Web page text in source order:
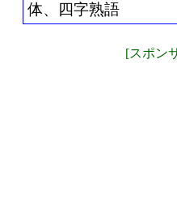
体、四字熟語
[スポン